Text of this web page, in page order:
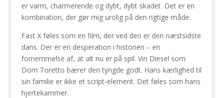
er varm, charmerende og dybt, dybt skadet. Det er en
kombination, der gør mig urolig på den rigtige måde.
Fast X føles som en film, der ved den er den næstsidste
dans. Der er en desperation i historien – en
fornemmelse af, at alt nu er på spil. Vin Diesel som
Dom Toretto bærer den tyngde godt. Hans kærlighed til
sin familie er ikke et script-element. Det føles som hans
hjertekammer.